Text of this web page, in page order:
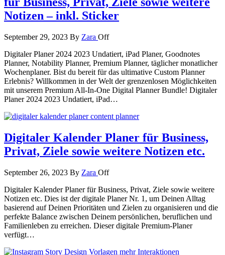
Notizen – inkl. Sticker
September 29, 2023 By Zara Off
Digitaler Planer 2024 2023 Undatiert, iPad Planer, Goodnotes
Planner, Notability Planner, Premium Planner, täglicher monatlicher
Wochenplaner. Bist du bereit für das ultimative Custom Planner
Erlebnis? Willkommen in der Welt der grenzenlosen Möglichkeiten
mit unserem Premium All-In-One Digital Planner Bundle! Digitaler
Planer 2024 2023 Undatiert, iPad…
Digitaler Kalender Planer für Business,
Privat, Ziele sowie weitere Notizen etc.
September 26, 2023 By Zara Off
Digitaler Kalender Planer für Business, Privat, Ziele sowie weitere
Notizen etc. Dies ist der digitale Planer Nr. 1, um Deinen Alltag
basierend auf Deinen Prioritäten und Zielen zu organisieren und die
perfekte Balance zwischen Deinem persönlichen, beruflichen und
Familienleben zu erreichen. Dieser digitale Premium-Planer
verfügt…